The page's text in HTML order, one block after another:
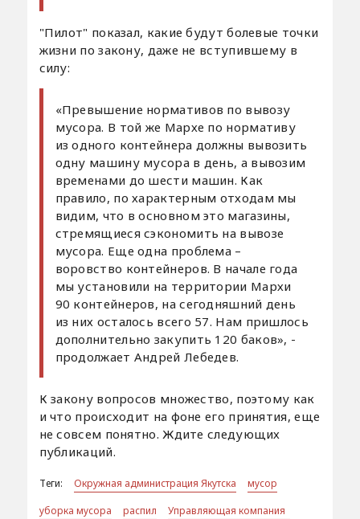
"Пилот" показал, какие будут болевые точки
жизни по закону, даже не вступившему в
силу:
«Превышение нормативов по вывозу
мусора. В той же Мархе по нормативу
из одного контейнера должны вывозить
одну машину мусора в день, а вывозим
временами до шести машин. Как
правило, по характерным отходам мы
видим, что в основном это магазины,
стремящиеся сэкономить на вывозе
мусора. Еще одна проблема –
воровство контейнеров. В начале года
мы установили на территории Мархи
90 контейнеров, на сегодняшний день
из них осталось всего 57. Нам пришлось
дополнительно закупить 120 баков», -
продолжает Андрей Лебедев.
К закону вопросов множество, поэтому как
и что происходит на фоне его принятия, еще
не совсем понятно. Ждите следующих
публикаций.
Теги: Окружная администрация Якутска
мусор
уборка мусора
распил
Управляющая компания